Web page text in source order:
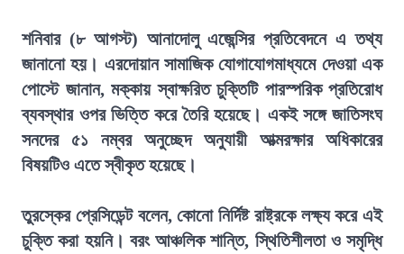
শনিবার (৮ আগস্ট) আনাদোলু এজেন্সির প্রতিবেদনে এ তথ্য
জানানো হয়। এরদোয়ান সামাজিক যোগাযোগমাধ্যমে দেওয়া এক
পোস্টে জানান, মক্কায় স্বাক্ষরিত চুক্তিটি পারস্পরিক প্রতিরোধ
ব্যবস্থার ওপর ভিত্তি করে তৈরি হয়েছে। একই সঙ্গে জাতিসংঘ
সনদের ৫১ নম্বর অনুচ্ছেদ অনুযায়ী আত্মরক্ষার অধিকারের
বিষয়টিও এতে স্বীকৃত হয়েছে।
তুরস্কের প্রেসিডেন্ট বলেন, কোনো নির্দিষ্ট রাষ্ট্রকে লক্ষ্য করে এই
চুক্তি করা হয়নি। বরং আঞ্চলিক শান্তি, স্থিতিশীলতা ও সমৃদ্ধি